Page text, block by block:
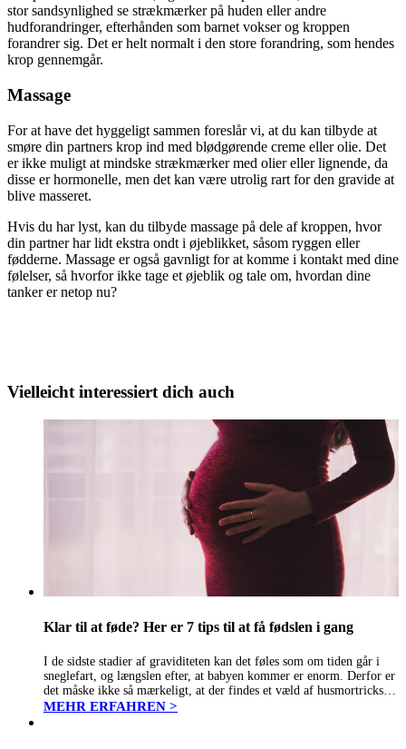
stor sandsynlighed se strækmærker på huden eller andre
hudforandringer, efterhånden som barnet vokser og kroppen
forandrer sig. Det er helt normalt i den store forandring, som hendes
krop gennemgår.
Massage
For at have det hyggeligt sammen foreslår vi, at du kan tilbyde at
smøre din partners krop ind med blødgørende creme eller olie. Det
er ikke muligt at mindske strækmærker med olier eller lignende, da
disse er hormonelle, men det kan være utrolig rart for den gravide at
blive masseret.
Hvis du har lyst, kan du tilbyde massage på dele af kroppen, hvor
din partner har lidt ekstra ondt i øjeblikket, såsom ryggen eller
fødderne. Massage er også gavnligt for at komme i kontakt med dine
følelser, så hvorfor ikke tage et øjeblik og tale om, hvordan dine
tanker er netop nu?
Vielleicht interessiert dich auch
Klar til at føde? Her er 7 tips til at få fødslen i gang
I de sidste stadier af graviditeten kan det føles som om tiden går i
sneglefart, og længslen efter, at babyen kommer er enorm. Derfor er
det måske ikke så mærkeligt, at der findes et væld af husmortricks til
at sætte…
MEHR ERFAHREN >